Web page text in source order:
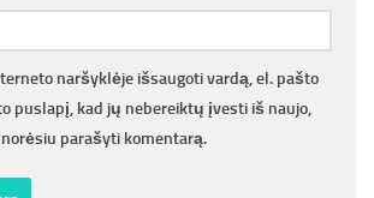
naršyklėje išsaugoti vardą, el. pašto
puslapį, kad jų nebereiktų įvesti iš naujo,
parašyti komentarą.